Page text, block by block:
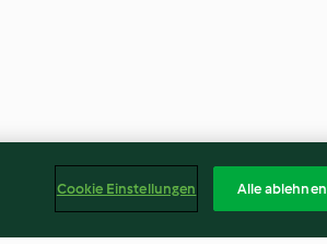
Cookie Einstellungen Alle ablehnen